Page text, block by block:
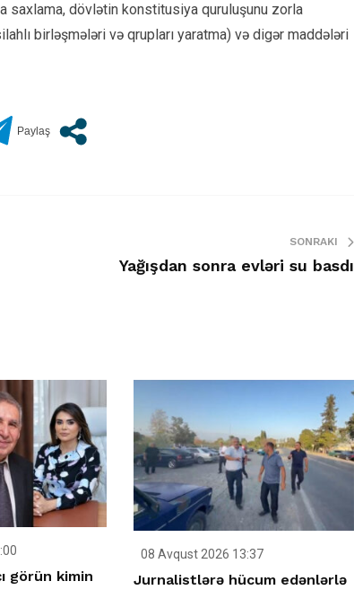
saxlama, dövlətin konstitusiya quruluşunu zorla
birləşmələri və qrupları yaratma) və digər maddələri
SONRAKI
Yağışdan sonra evləri su basdı
görün kimin
08 Avqust 2026 13:37
Jurnalistlərə hücum edənlərlə